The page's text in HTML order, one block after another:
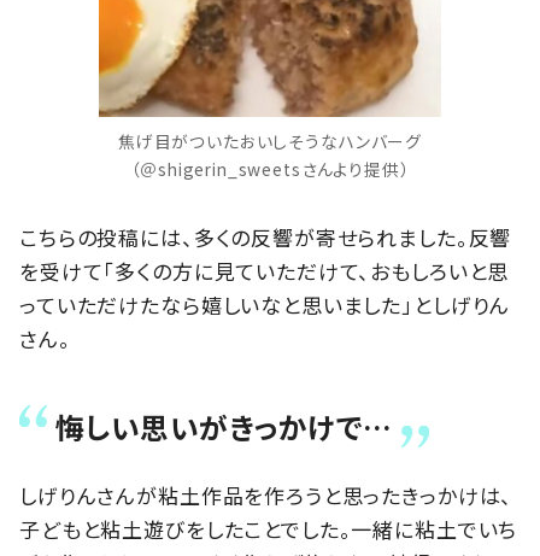
焦げ目がついたおいしそうなハンバーグ
（＠shigerin_sweetsさんより提供）
こちらの投稿には、多くの反響が寄せられました。反響
を受けて「多くの方に見ていただけて、おもしろいと思
っていただけたなら嬉しいなと思いました」としげりん
さん。
悔しい思いがきっかけで…
しげりんさんが粘土作品を作ろうと思ったきっかけは、
子どもと粘土遊びをしたことでした。一緒に粘土でいち